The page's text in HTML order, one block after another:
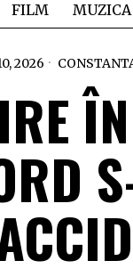
FILM MUZICA
2026